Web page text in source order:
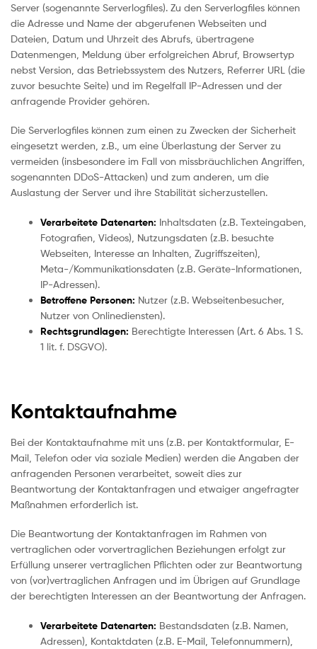
Server (sogenannte Serverlogfiles). Zu den Serverlogfiles können
die Adresse und Name der abgerufenen Webseiten und
Dateien, Datum und Uhrzeit des Abrufs, übertragene
Datenmengen, Meldung über erfolgreichen Abruf, Browsertyp
nebst Version, das Betriebssystem des Nutzers, Referrer URL (die
zuvor besuchte Seite) und im Regelfall IP-Adressen und der
anfragende Provider gehören.
Die Serverlogfiles können zum einen zu Zwecken der Sicherheit
eingesetzt werden, z.B., um eine Überlastung der Server zu
vermeiden (insbesondere im Fall von missbräuchlichen Angriffen,
sogenannten DDoS-Attacken) und zum anderen, um die
Auslastung der Server und ihre Stabilität sicherzustellen.
Verarbeitete Datenarten: Inhaltsdaten (z.B. Texteingaben,
Fotografien, Videos), Nutzungsdaten (z.B. besuchte
Webseiten, Interesse an Inhalten, Zugriffszeiten),
Meta-/Kommunikationsdaten (z.B. Geräte-Informationen,
IP-Adressen).
Betroffene Personen: Nutzer (z.B. Webseitenbesucher,
Nutzer von Onlinediensten).
Rechtsgrundlagen: Berechtigte Interessen (Art. 6 Abs. 1 S.
1 lit. f. DSGVO).
Kontaktaufnahme
Bei der Kontaktaufnahme mit uns (z.B. per Kontaktformular, E-
Mail, Telefon oder via soziale Medien) werden die Angaben der
anfragenden Personen verarbeitet, soweit dies zur
Beantwortung der Kontaktanfragen und etwaiger angefragter
Maßnahmen erforderlich ist.
Die Beantwortung der Kontaktanfragen im Rahmen von
vertraglichen oder vorvertraglichen Beziehungen erfolgt zur
Erfüllung unserer vertraglichen Pflichten oder zur Beantwortung
von (vor)vertraglichen Anfragen und im Übrigen auf Grundlage
der berechtigten Interessen an der Beantwortung der Anfragen.
Verarbeitete Datenarten: Bestandsdaten (z.B. Namen,
Adressen), Kontaktdaten (z.B. E-Mail, Telefonnummern),